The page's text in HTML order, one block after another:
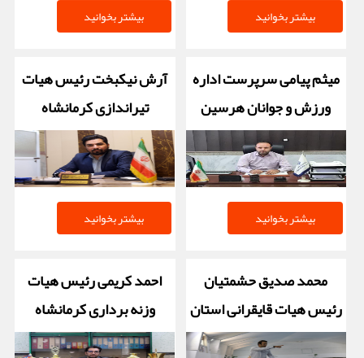
بیشتر بخوانید بیشتر بخوانید
میثم پیامی سرپرست اداره
ورزش و جوانان هرسین
بیشتر بخوانید
آرش نیکبخت رئیس هیات
تیراندازی کرمانشاه
بیشتر بخوانید
محمد صدیق حشمتیان
رئیس هیات قایقرانی استان
کرمانشاه
احمد کریمی رئیس هیات
وزنه برداری کرمانشاه